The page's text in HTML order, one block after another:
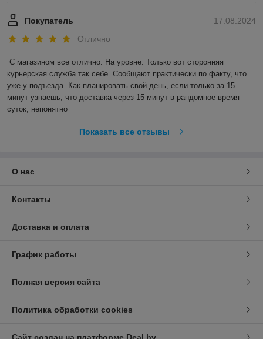
17.08.2024
Покупатель
Отлично
С магазином все отлично. На уровне. Только вот сторонняя
курьерская служба так себе. Сообщают практически по факту, что
уже у подъезда. Как планировать свой день, если только за 15
минут узнаешь, что доставка через 15 минут в рандомное время
суток, непонятно
Показать все отзывы
О нас
Контакты
Доставка и оплата
График работы
Полная версия сайта
Политика обработки cookies